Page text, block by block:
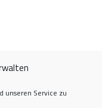
unseren Service zu